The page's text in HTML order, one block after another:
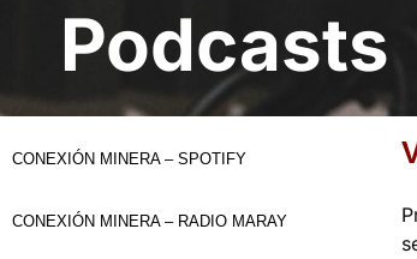
Podcasts
CONEXIÓN MINERA – SPOTIFY
CONEXIÓN MINERA – RADIO MARAY